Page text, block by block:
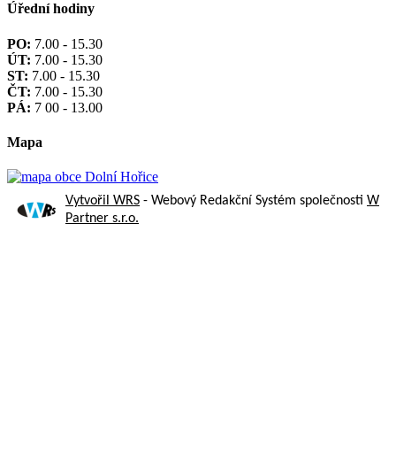
Úřední hodiny
PO: 7.00 - 15.30
ÚT: 7.00 - 15.30
ST: 7.00 - 15.30
ČT: 7.00 - 15.30
PÁ: 7 00 - 13.00
Mapa
Vytvořil WRS - Webový Redakční Systém společnosti W
Partner s.r.o.